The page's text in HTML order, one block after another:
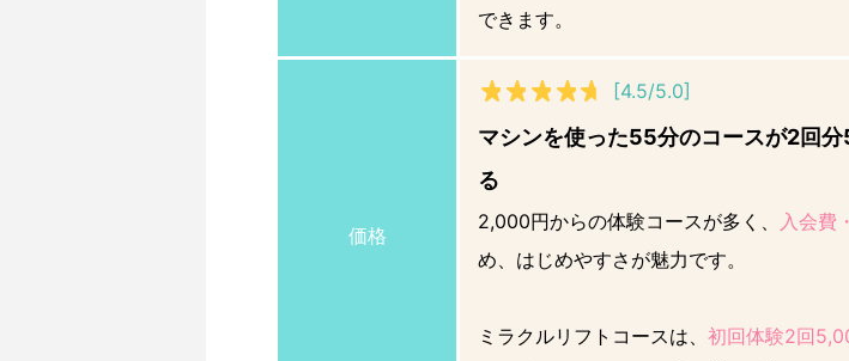
できます。
価格
[4.5/5.0]
マシンを使った55分のコースが2回
る
2,000円からの体験コースが多く、 入会費
め、はじめやすさが魅力です。
ミラクルリフトコースは、 初回体験2回